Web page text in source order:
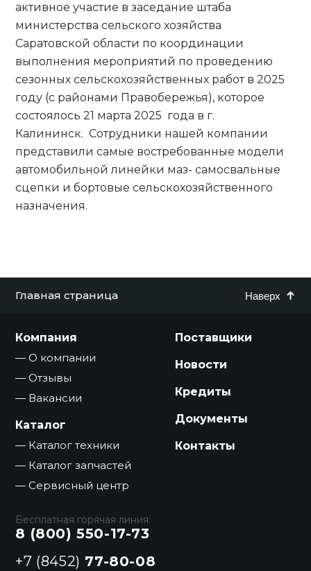
активное участие в заседание штаба
министерства сельского хозяйства
Саратовской области по координации
выполнения мероприятий по проведению
сезонных сельскохозяйственных работ в 2025
году (с районами Правобережья), которое
состоялось 21 марта 2025 года в г.
Калининск. Сотрудники нашей компании
представили самые востребованные модели
автомобильной линейки маз- самосвальные
сцепки и бортовые сельскохозяйственного
назначения.
Главная страница Наверх
Компания
О компании
Отзывы
Вакансии
Каталог
Каталог техники
Каталог запчастей
Сервисный центр
Поставщики
Новости
Кредиты
Документы
Контакты
Бесплатная горячая линия:
8 (800) 550-17-73
+7 (8452) 77-80-08